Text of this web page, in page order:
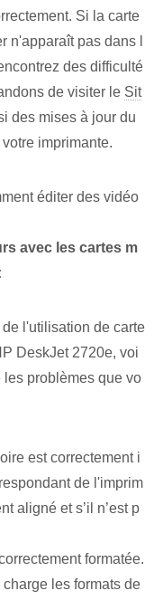
Si la carte
n'apparaît pas dans l
des difficulté
de visiter le Sit
des mises à jour du
imprimante.
éditer des vidéo
avec les cartes m
l'utilisation de carte
DeskJet 2720e, voi
problèmes que vo
est correctement i
de l'imprim
aligné et s’il n’est p
formatée.
les formats de